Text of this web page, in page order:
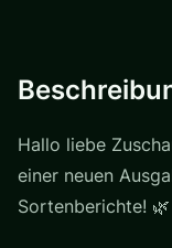
Hallo liebe
einer neuen
Sortenberichte! 🌿